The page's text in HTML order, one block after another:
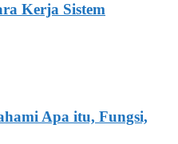
Kerja Sistem
Apa itu, Fungsi,